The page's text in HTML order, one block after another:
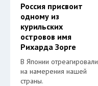
Россия присвоит
одному из
курильских
островов имя
Рихарда Зорге
В Японии отреагировали
на намерения нашей
страны.